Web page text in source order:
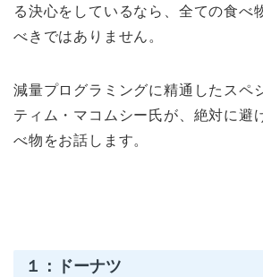
る決心をしているなら、全ての食べ
べきではありません。
減量プログラミングに精通したスペ
ティム・マコムシー氏が、絶対に避
べ物をお話します。
１：ドーナツ